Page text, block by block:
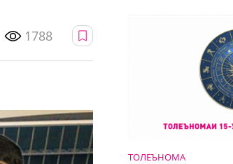
1788
ТОЛЕЪНОМА